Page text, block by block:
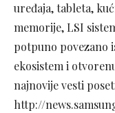
uređaja, tableta,
memorije, LSI
potpuno povezano
ekosistem i
najnovije vesti
http://